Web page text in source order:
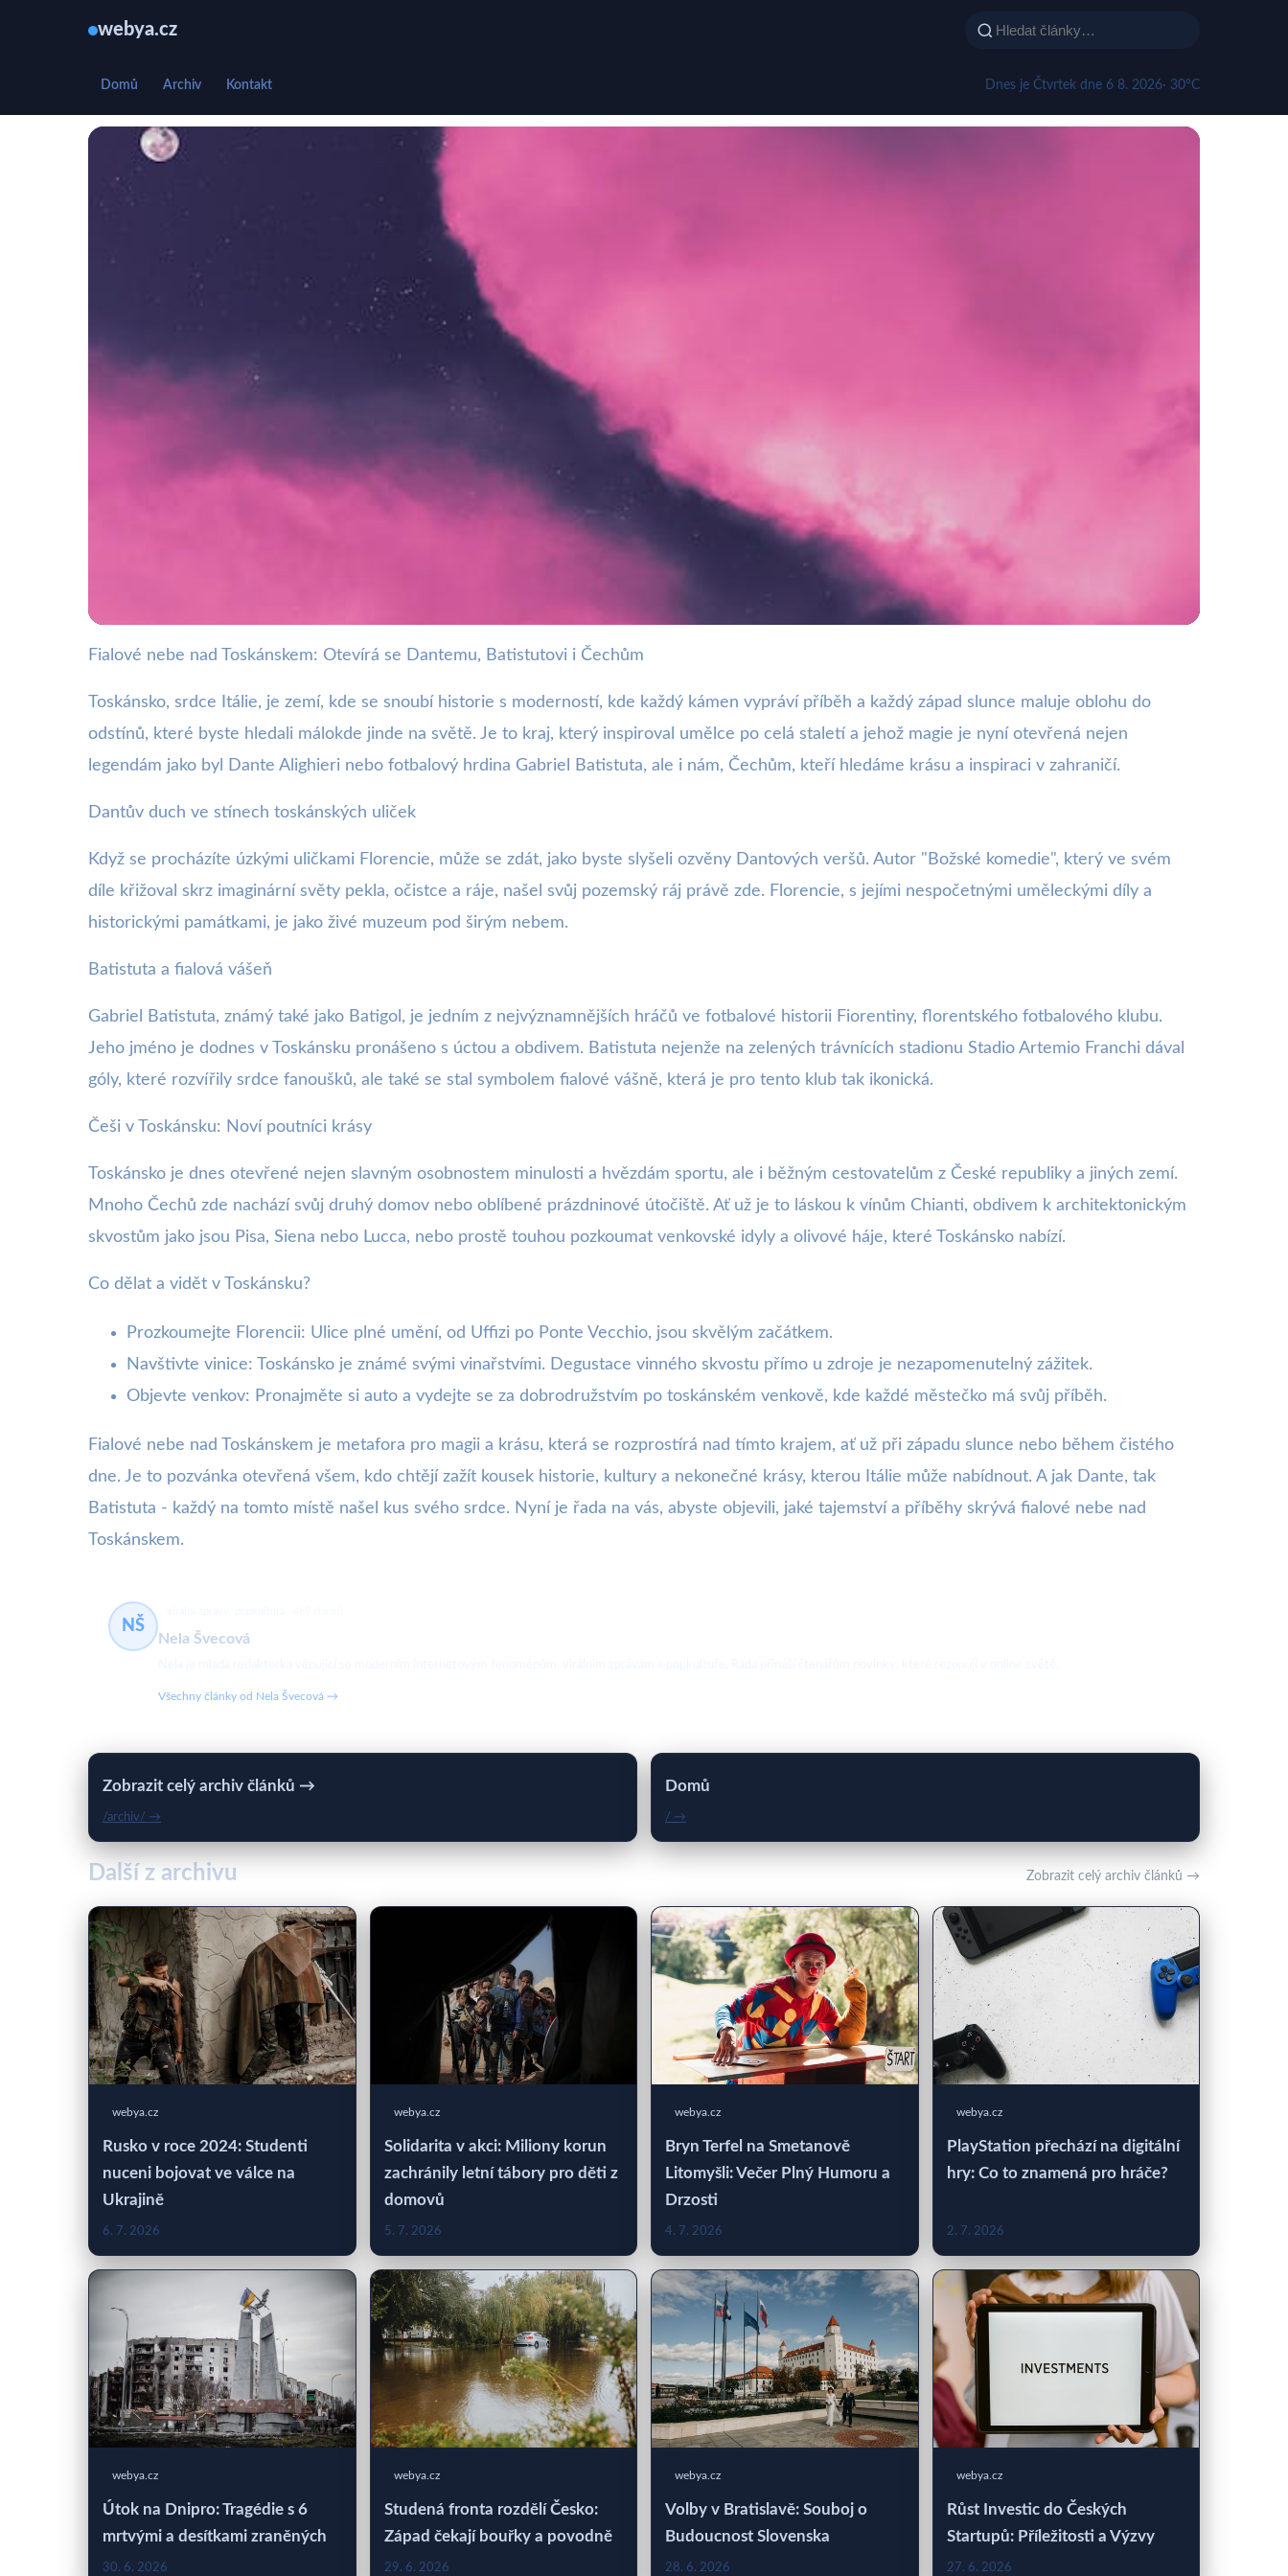
webya.cz
Domů Archiv Kontakt Dnes je Čtvrtek dne 6 8. 2026· 30°C
webya.cz
Fialové Nebe nad Toskánskem: Objevte Jeho Magii a Historii
3. 10. 2025· 4 min čtení · Autor: Nela Švecová
Fialové nebe nad Toskánskem: Otevírá se Dantemu, Batistutovi i Čechům
Toskánsko, srdce Itálie, je zemí, kde se snoubí historie s moderností, kde každý kámen vypráví příběh a každý západ slunce maluje oblohu do
odstínů, které byste hledali málokde jinde na světě. Je to kraj, který inspiroval umělce po celá staletí a jehož magie je nyní otevřená nejen
legendám jako byl Dante Alighieri nebo fotbalový hrdina Gabriel Batistuta, ale i nám, Čechům, kteří hledáme krásu a inspiraci v zahraničí.
Dantův duch ve stínech toskánských uliček
Když se procházíte úzkými uličkami Florencie, může se zdát, jako byste slyšeli ozvěny Dantových veršů. Autor "Božské komedie", který ve svém
díle křižoval skrz imaginární světy pekla, očistce a ráje, našel svůj pozemský ráj právě zde. Florencie, s jejími nespočetnými uměleckými díly a
historickými památkami, je jako živé muzeum pod širým nebem.
Batistuta a fialová vášeň
Gabriel Batistuta, známý také jako Batigol, je jedním z nejvýznamnějších hráčů ve fotbalové historii Fiorentiny, florentského fotbalového klubu.
Jeho jméno je dodnes v Toskánsku pronášeno s úctou a obdivem. Batistuta nejenže na zelených trávnících stadionu Stadio Artemio Franchi dával
góly, které rozvířily srdce fanoušků, ale také se stal symbolem fialové vášně, která je pro tento klub tak ikonická.
Češi v Toskánsku: Noví poutníci krásy
Toskánsko je dnes otevřené nejen slavným osobnostem minulosti a hvězdám sportu, ale i běžným cestovatelům z České republiky a jiných zemí.
Mnoho Čechů zde nachází svůj druhý domov nebo oblíbené prázdninové útočiště. Ať už je to láskou k vínům Chianti, obdivem k architektonickým
skvostům jako jsou Pisa, Siena nebo Lucca, nebo prostě touhou pozkoumat venkovské idyly a olivové háje, které Toskánsko nabízí.
Co dělat a vidět v Toskánsku?
Prozkoumejte Florencii: Ulice plné umění, od Uffizi po Ponte Vecchio, jsou skvělým začátkem.
Navštivte vinice: Toskánsko je známé svými vinařstvími. Degustace vinného skvostu přímo u zdroje je nezapomenutelný zážitek.
Objevte venkov: Pronajměte si auto a vydejte se za dobrodružstvím po toskánském venkově, kde každé městečko má svůj příběh.
Fialové nebe nad Toskánskem je metafora pro magii a krásu, která se rozprostírá nad tímto krajem, ať už při západu slunce nebo během čistého
dne. Je to pozvánka otevřená všem, kdo chtějí zažít kousek historie, kultury a nekonečné krásy, kterou Itálie může nabídnout. A jak Dante, tak
Batistuta - každý na tomto místě našel kus svého srdce. Nyní je řada na vás, abyste objevili, jaké tajemství a příběhy skrývá fialové nebe nad
Toskánskem.
NŠ
Nela Švecová
Všechny články od Nela Švecová →
Zobrazit celý archiv článků →
/archiv/ →
Domů
/ →
Další z archivu Zobrazit celý archiv článků →
webya.cz
Rusko v roce 2024: Studenti
nuceni bojovat ve válce na
Ukrajině
6. 7. 2026
webya.cz
Solidarita v akci: Miliony korun
zachránily letní tábory pro děti z
domovů
5. 7. 2026
webya.cz
Bryn Terfel na Smetanově
Litomyšli: Večer Plný Humoru a
Drzosti
4. 7. 2026
webya.cz
PlayStation přechází na digitální
hry: Co to znamená pro hráče?
2. 7. 2026
webya.cz
Útok na Dnipro: Tragédie s 6
mrtvými a desítkami zraněných
30. 6. 2026
webya.cz
Studená fronta rozdělí Česko:
Západ čekají bouřky a povodně
29. 6. 2026
webya.cz
Volby v Bratislavě: Souboj o
Budoucnost Slovenska
28. 6. 2026
webya.cz
Růst Investic do Českých
Startupů: Příležitosti a Výzvy
27. 6. 2026